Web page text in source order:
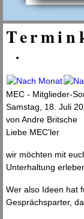
MEC - Mitglieder-
Samstag, 18. Juli
von Andre Britsche
Liebe MEC'ler
wir möchten mit
Unterhaltung
Wer also Ideen hat
Gesprächsparter,